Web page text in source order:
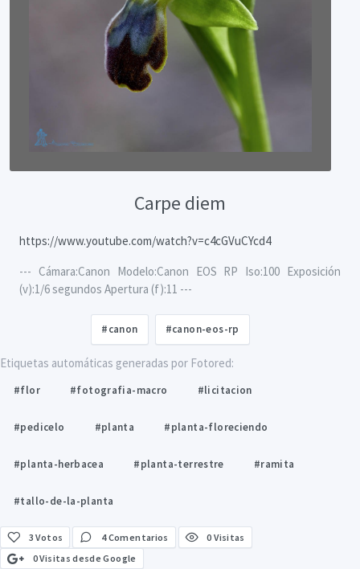
Carpe diem
https://www.youtube.com/watch?v=c4cGVuCYcd4
--- Cámara:Canon Modelo:Canon EOS RP Iso:100 Exposición
(v):1/6 segundos Apertura (f):11 ---
#canon #canon-eos-rp
Etiquetas automáticas generadas por Fotored:
#flor #fotografia-macro #licitacion
#pedicelo #planta #planta-floreciendo
#planta-herbacea #planta-terrestre #ramita
#tallo-de-la-planta
3 Votos 4 Comentarios
0 Visitas
0 Visitas desde Google